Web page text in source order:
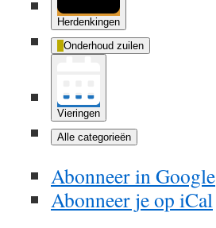
Herdenkingen
Onderhoud zuilen
Vieringen
Alle categorieën
Abonneer inGoogle
Abonneer je op iCal